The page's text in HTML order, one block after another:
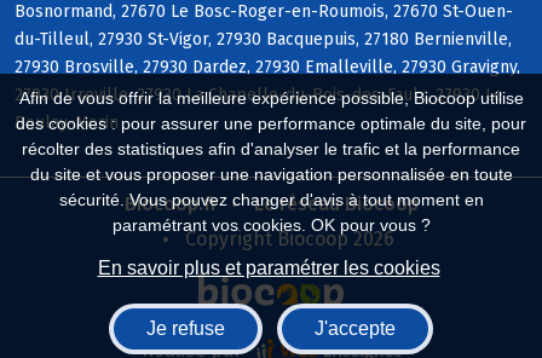
Afin de vous offrir la meilleure expérience possible, Biocoop utilise
des cookies : pour assurer une performance optimale du site, pour
récolter des statistiques afin d'analyser le trafic et la performance
du site et vous proposer une navigation personnalisée en toute
sécurité. Vous pouvez changer d'avis à tout moment en
paramétrant vos cookies. OK pour vous ?
En savoir plus et paramétrer les cookies
Je refuse J'accepte
Bosnormand, 27670 Le Bosc-Roger-en-Roumois, 27670 St-Ouen-
du-Tilleul, 27930 St-Vigor, 27930 Bacquepuis, 27180 Bernienville,
27930 Brosville, 27930 Dardez, 27930 Emalleville, 27930 Gravigny,
27930 Irreville, 27930 La Chapelle-du-Bois-des-Faulx, 27930 Le
Boulay-Morin
Biocoop.fr
Le réseau Biocoop
Copyright Biocoop 2026
Réalisé par